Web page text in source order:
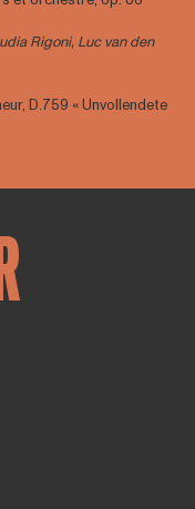
Rigoni, Luc van den
D.759 « Unvollendete